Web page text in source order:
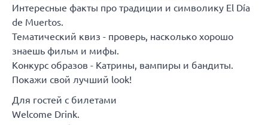
Интересные факты про традиции и символику El Día
de Muertos.
Тематический квиз - проверь, насколько хорошо
знаешь фильм и мифы.
Конкурс образов - Катрины, вампиры и бандиты.
Покажи свой лучший look!
Для гостей с билетами
Welcome Drink.